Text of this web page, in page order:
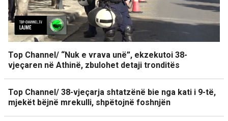
Top Channel/ “Nuk e vrava unë”, ekzekutoi 38-
vjeçaren në Athinë, zbulohet detaji tronditës
Top Channel/ 38-vjeçarja shtatzënë bie nga kati i 9-të,
mjekët bëjnë mrekulli, shpëtojnë foshnjën